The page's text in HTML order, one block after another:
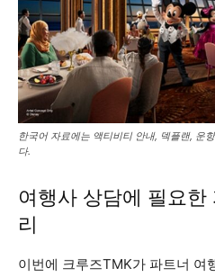
한국어 자료에는 액티비티 안내, 덱플랜, 운
다.
여행사 상담에 필요한
리
이번에 크루즈TMK가 파트너 여